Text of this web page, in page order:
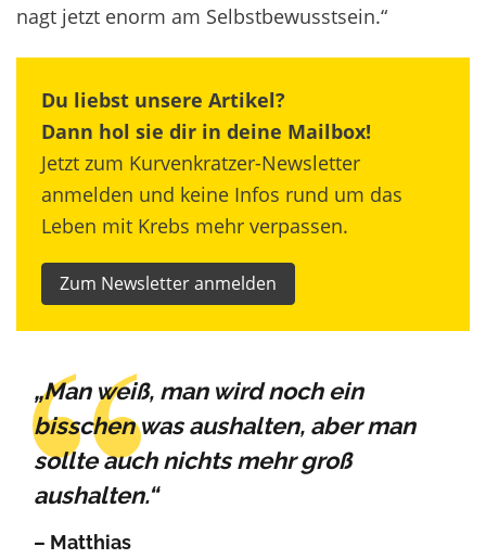
nagt jetzt enorm am Selbstbewusstsein.“
Du liebst unsere Artikel?
Dann hol sie dir in deine Mailbox!
Jetzt zum Kurvenkratzer-Newsletter
anmelden und keine Infos rund um das
Leben mit Krebs mehr verpassen.
Zum Newsletter anmelden
„Man weiß, man wird noch ein
bisschen was aushalten, aber man
sollte auch nichts mehr groß
aushalten.“
– Matthias